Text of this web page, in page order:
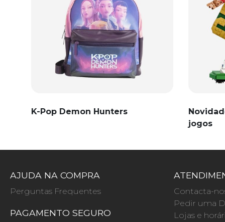
K-Pop Demon Hunters
jogos
AJUDA NA COMPRA
Perguntas Frequentes
PAGAMENTO SEGURO
Contacta-
Pedir uma
Lojas e